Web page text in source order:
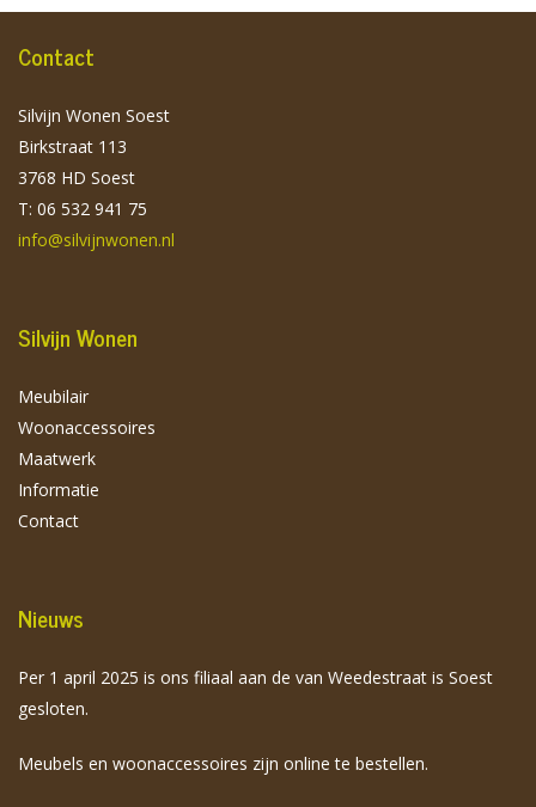
Contact
Silvijn Wonen Soest
Birkstraat 113
3768 HD Soest
T: 06 532 941 75
info@silvijnwonen.nl
Silvijn Wonen
Meubilair
Woonaccessoires
Maatwerk
Informatie
Contact
Nieuws
Per 1 april 2025 is ons filiaal aan de van Weedestraat is Soest
gesloten.
Meubels en woonaccessoires zijn online te bestellen.